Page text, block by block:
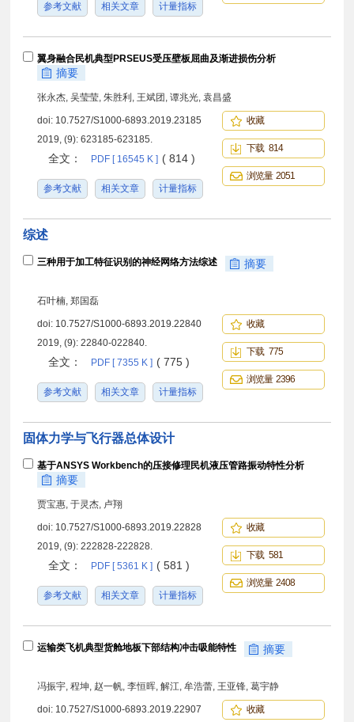
参考文献 相关文章 计量指标
翼身融合民机典型PRSEUS受压壁板屈曲及渐进损伤分析
摘要
张永杰, 吴莹莹, 朱胜利, 王斌团, 谭兆光, 袁昌盛
doi: 10.7527/S1000-6893.2019.23185
2019, (9): 623185-623185.
全文： PDF [ 16545 K ] ( 814 )
参考文献 相关文章 计量指标
收藏
下载 814
浏览量 2051
综述
三种用于加工特征识别的神经网络方法综述 摘要
石叶楠, 郑国磊
doi: 10.7527/S1000-6893.2019.22840
2019, (9): 22840-022840.
全文： PDF [ 7355 K ] ( 775 )
参考文献 相关文章 计量指标
收藏
下载 775
浏览量 2396
固体力学与飞行器总体设计
基于ANSYS Workbench的压接修理民机液压管路振动特性分析
摘要
贾宝惠, 于灵杰, 卢翔
doi: 10.7527/S1000-6893.2019.22828
2019, (9): 222828-222828.
全文： PDF [ 5361 K ] ( 581 )
参考文献 相关文章 计量指标
收藏
下载 581
浏览量 2408
运输类飞机典型货舱地板下部结构冲击吸能特性 摘要
冯振宇, 程坤, 赵一帆, 李恒晖, 解江, 牟浩蕾, 王亚锋, 葛宇静
doi: 10.7527/S1000-6893.2019.22907
收藏